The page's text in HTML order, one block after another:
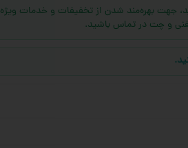
(بالای ۱۰ عدد) دارید، جهت بهره‌مند شدن از تخفیفات و خدمات ویژه
و چت در تماس باشید.